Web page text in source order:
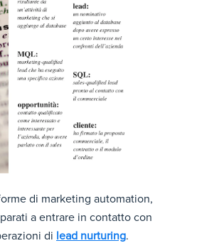
di marketing automation,
a entrare in contatto con
di lead nurturing.